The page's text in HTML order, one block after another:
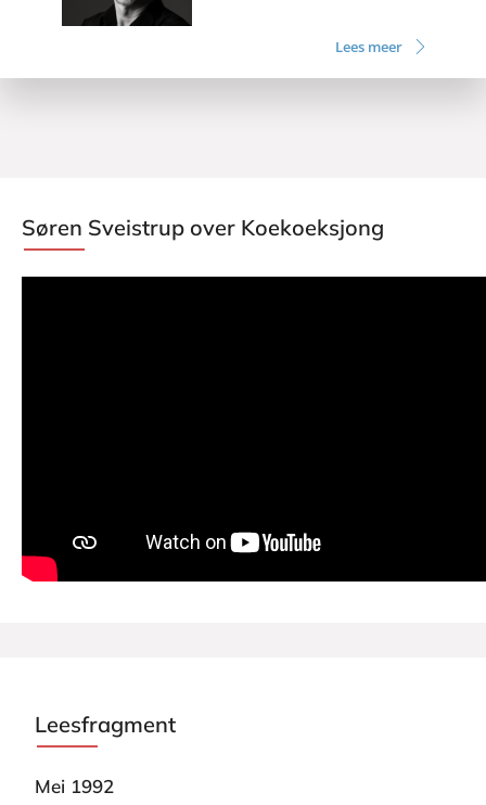
Lees meer
Søren Sveistrup over Koekoeksjong
Leesfragment
Mei 1992